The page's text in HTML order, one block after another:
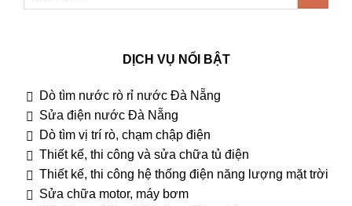
DỊCH VỤ NỔI BẬT
Dò tìm nước rò rỉ nước Đà Nẵng
Sửa điện nước Đà Nẵng
Dò tìm vị trí rò, chạm chập điện
Thiết kế, thi công và sửa chữa tủ điện
Thiết kế, thi công hệ thống điện năng lượng mặt trời
Sửa chữa motor, máy bơm